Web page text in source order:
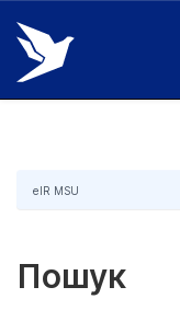
Skip
navigation
eIR MSU
Пошук